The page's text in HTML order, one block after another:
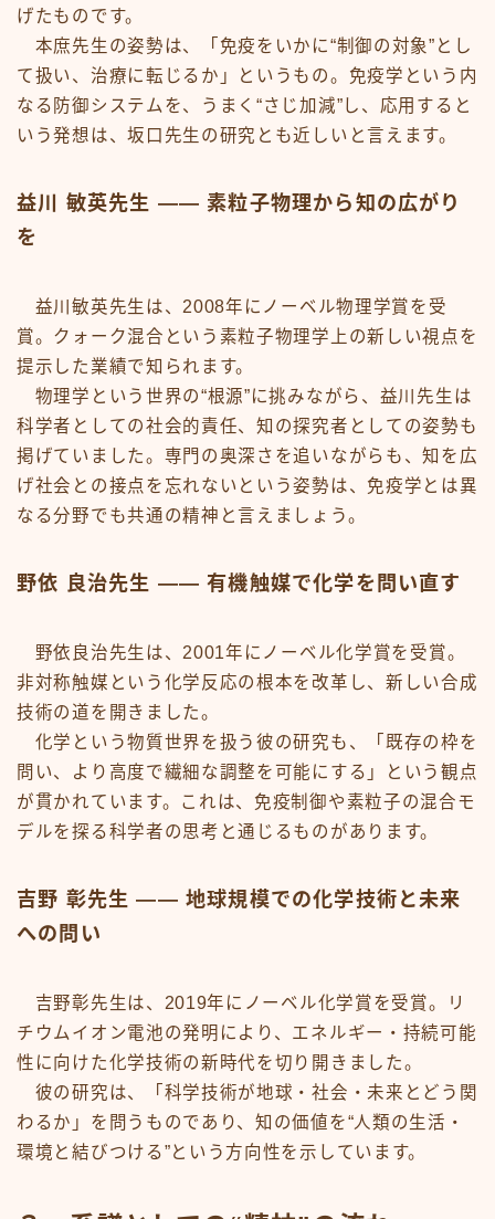
げたものです。
本庶先生の姿勢は、「免疫をいかに“制御の対象”とし
て扱い、治療に転じるか」というもの。免疫学という内
なる防御システムを、うまく“さじ加減”し、応用すると
いう発想は、坂口先生の研究とも近しいと言えます。
益川 敏英先生 —— 素粒子物理から知の広がり
を
益川敏英先生は、2008年にノーベル物理学賞を受
賞。クォーク混合という素粒子物理学上の新しい視点を
提示した業績で知られます。
物理学という世界の“根源”に挑みながら、益川先生は
科学者としての社会的責任、知の探究者としての姿勢も
掲げていました。専門の奥深さを追いながらも、知を広
げ社会との接点を忘れないという姿勢は、免疫学とは異
なる分野でも共通の精神と言えましょう。
野依 良治先生 —— 有機触媒で化学を問い直す
野依良治先生は、2001年にノーベル化学賞を受賞。
非対称触媒という化学反応の根本を改革し、新しい合成
技術の道を開きました。
化学という物質世界を扱う彼の研究も、「既存の枠を
問い、より高度で繊細な調整を可能にする」という観点
が貫かれています。これは、免疫制御や素粒子の混合モ
デルを探る科学者の思考と通じるものがあります。
吉野 彰先生 —— 地球規模での化学技術と未来
への問い
吉野彰先生は、2019年にノーベル化学賞を受賞。リ
チウムイオン電池の発明により、エネルギー・持続可能
性に向けた化学技術の新時代を切り開きました。
彼の研究は、「科学技術が地球・社会・未来とどう関
わるか」を問うものであり、知の価値を“人類の生活・
環境と結びつける”という方向性を示しています。